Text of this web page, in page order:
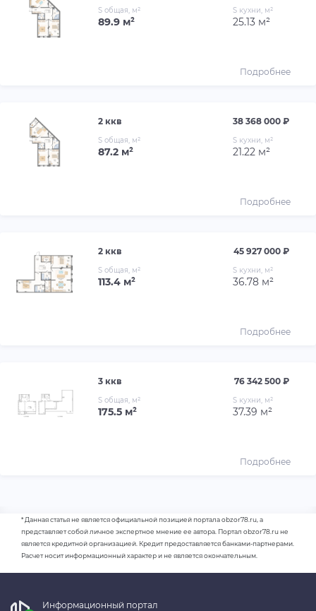
S общая, м²
89.9 м²
S кухни, м²
25.13 м²
Подробнее
2 ккв 38 368 000 ₽
S общая, м²
87.2 м²
S кухни, м²
21.22 м²
Подробнее
2 ккв 45 927 000 ₽
S общая, м²
113.4 м²
S кухни, м²
36.78 м²
Подробнее
3 ккв 76 342 500 ₽
S общая, м²
175.5 м²
S кухни, м²
37.39 м²
Подробнее
* Данная статья не является официальной позицией портала obzor78.ru, а
представляет собой личное экспертное мнение ее автора. Портал obzor78.ru не
является кредитной организацией. Кредит предоставляется банками-партнерами.
Расчет носит информационный характер и не является окончательным.
Информационный портал